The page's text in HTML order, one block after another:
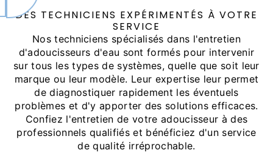
DES TECHNICIENS EXPÉRIMENTÉS À VOTRE
SERVICE
Nos techniciens spécialisés dans l'entretien
d'adoucisseurs d'eau sont formés pour intervenir
sur tous les types de systèmes, quelle que soit leur
marque ou leur modèle. Leur expertise leur permet
de diagnostiquer rapidement les éventuels
problèmes et d'y apporter des solutions efficaces.
Confiez l'entretien de votre adoucisseur à des
professionnels qualifiés et bénéficiez d'un service
de qualité irréprochable.